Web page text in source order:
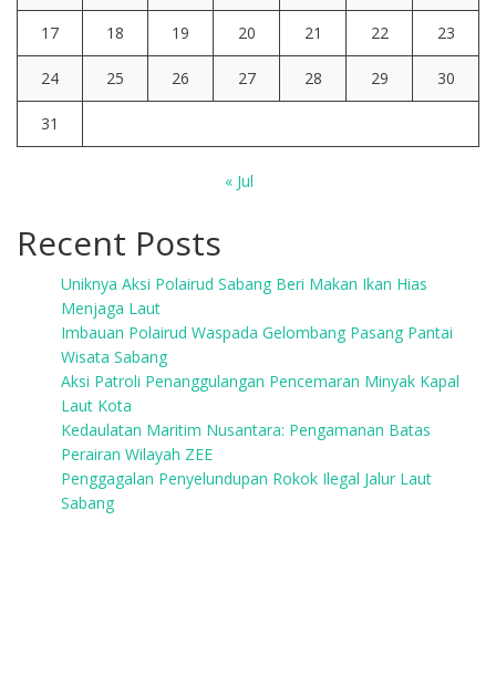
17 18 19 20 21 22 23
24 25 26 27 28 29 30
31
« Jul
Recent Posts
Uniknya Aksi Polairud Sabang Beri Makan Ikan Hias
Menjaga Laut
Imbauan Polairud Waspada Gelombang Pasang Pantai
Wisata Sabang
Aksi Patroli Penanggulangan Pencemaran Minyak Kapal
Laut Kota
Kedaulatan Maritim Nusantara: Pengamanan Batas
Perairan Wilayah ZEE
Penggagalan Penyelundupan Rokok Ilegal Jalur Laut
Sabang